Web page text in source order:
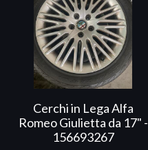
Cerchi in Lega Alfa
Romeo Giulietta da 17" -
156693267